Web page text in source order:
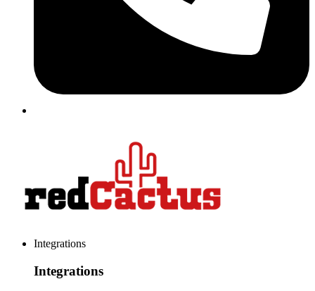
Integrations
Integrations